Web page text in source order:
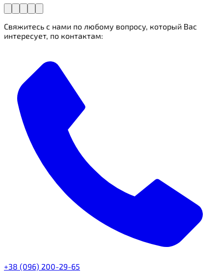
Свяжитесь с нами по любому вопросу, который Вас
интересует, по контактам:
+38 (096) 200-29-65